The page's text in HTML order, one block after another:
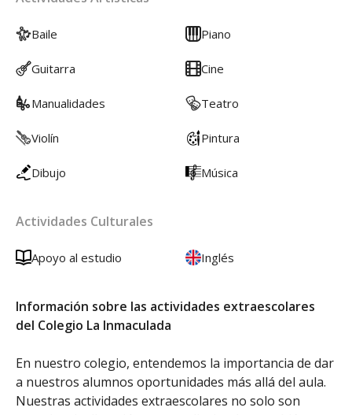
Baile Piano
Guitarra Cine
Manualidades Teatro
Violín Pintura
Dibujo Música
Actividades Culturales
Apoyo al estudio Inglés
Información sobre las actividades extraescolares
del Colegio La Inmaculada
En nuestro colegio, entendemos la importancia de dar
a nuestros alumnos oportunidades más allá del aula.
Nuestras actividades extraescolares no solo son